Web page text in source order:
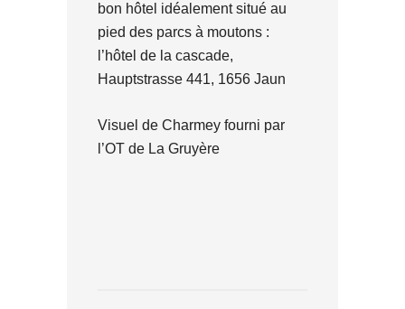
bon hôtel idéalement situé au
pied des parcs à moutons :
l’hôtel de la cascade,
Hauptstrasse 441, 1656 Jaun
Visuel de Charmey fourni par
l’OT de La Gruyère